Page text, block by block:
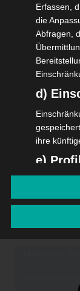
https://
Die OctoGate
Funktionen in
daher. In
können Sie
überarbeitet
Kapitel 6:
Erfassen,
die
Abfragen,
d)
ihre
e)